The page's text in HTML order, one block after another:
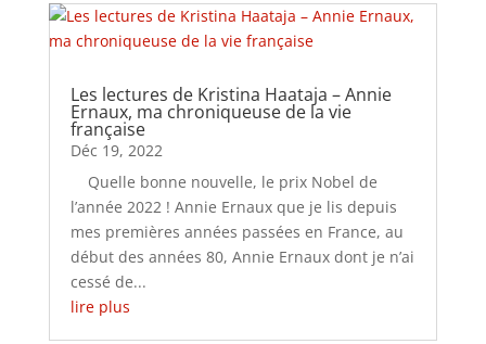
Les lectures de Kristina Haataja – Annie
Ernaux, ma chroniqueuse de la vie
française
Déc 19, 2022
Quelle bonne nouvelle, le prix Nobel de
l’année 2022 ! Annie Ernaux que je lis depuis
mes premières années passées en France, au
début des années 80, Annie Ernaux dont je n’ai
cessé de...
lire plus